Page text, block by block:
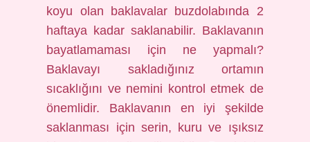
koyu olan baklavalar buzdolabında 2
haftaya kadar saklanabilir. Baklavanın
bayatlamaması için ne yapmalı?
Baklavayı sakladığınız ortamın
sıcaklığını ve nemini kontrol etmek de
önemlidir. Baklavanın en iyi şekilde
saklanması için serin, kuru ve ışıksız